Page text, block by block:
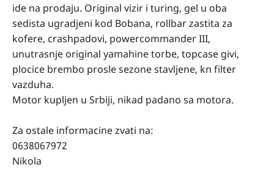
ide na prodaju. Original vizir i turing, gel u oba
sedista ugradjeni kod Bobana, rollbar zastita za
kofere, crashpadovi, powercommander III,
unutrasnje original yamahine torbe, topcase givi,
plocice brembo prosle sezone stavljene, kn filter
vazduha.
Motor kupljen u Srbiji, nikad padano sa motora.
Za ostale informacine zvati na:
0638067972
Nikola